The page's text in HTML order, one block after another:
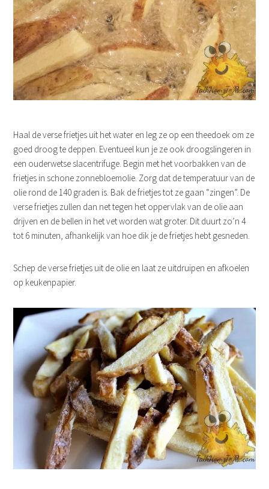
Haal de verse frietjes uit het water en leg ze op een theedoek om ze
goed droog te deppen. Eventueel kun je ze ook droogslingeren in
een ouderwetse slacentrifuge. Begin met het voorbakken van de
frietjes in schone zonnebloemolie. Zorg dat de temperatuur van de
olie rond de 140 graden is. Bak de frietjes tot ze gaan “zingen”. De
verse frietjes zullen dan net tegen het oppervlak van de olie aan
drijven en de bellen in het vet worden wat groter. Dit duurt zo’n 4
tot 6 minuten, afhankelijk van hoe dik je de frietjes hebt gesneden.
Schep de verse frietjes uit de olie en laat ze uitdruipen en afkoelen
op keukenpapier.